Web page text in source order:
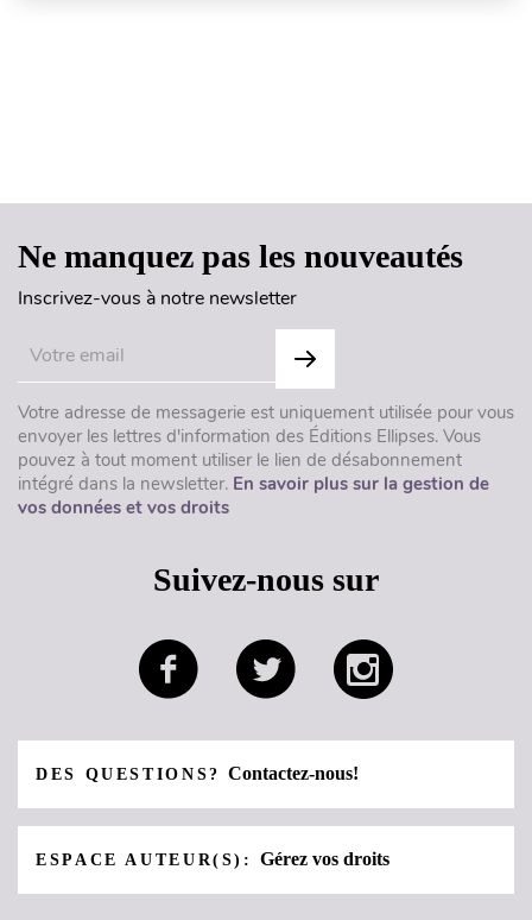
Ne manquez pas les nouveautés
Inscrivez-vous à notre newsletter
Votre adresse de messagerie est uniquement utilisée pour vous
envoyer les lettres d'information des Éditions Ellipses. Vous
pouvez à tout moment utiliser le lien de désabonnement
intégré dans la newsletter. En savoir plus sur la gestion de
vos données et vos droits
Suivez-nous sur
DES QUESTIONS?Contactez-nous!
ESPACE AUTEUR(S):Gérez vos droits